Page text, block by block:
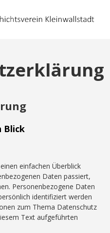
Blick
einfachen Überblick
Daten passiert,
Personenbezogene Daten
identifiziert werden
zum Thema Datenschutz
Text aufgeführten